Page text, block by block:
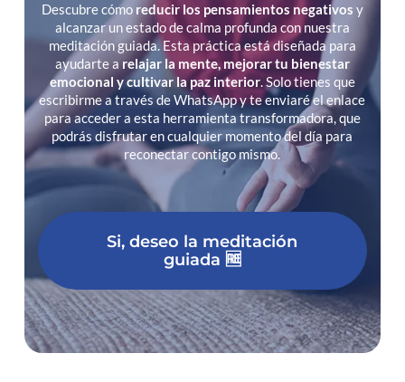
Descubre cómo reducir los pensamientos negativos y
alcanzar un estado de calma profunda con nuestra
meditación guiada. Esta práctica está diseñada para
ayudarte arelajar la mente, mejorar tu bienestar
emocional y cultivar la paz interior. Solo tienes que
escribirme a través de WhatsApp y te enviaré el enlace
para acceder a esta herramienta transformadora, que
podrás disfrutar en cualquier momento del día para
reconectar contigo mismo.
Si, deseo la meditación
guiada 🆓